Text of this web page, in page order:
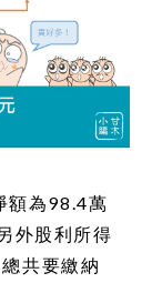
額為98.4萬
外股利所得
共要繳納